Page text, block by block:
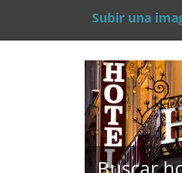
Subir una